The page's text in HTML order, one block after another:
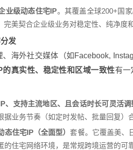
业级动态住宅IP。其覆盖全球200+国
美契合企业级业务对稳定性、纯净度
发
海外社交媒体（如Facebook,
的真实性、稳定性和区域一致性有一
、支持主流地区、且会话时长可灵活调
业务节奏（如定时发帖、批量回复）
态住宅IP（全面型） 套餐。它覆盖美、
住宅网络环境，是常规跨境运营的可